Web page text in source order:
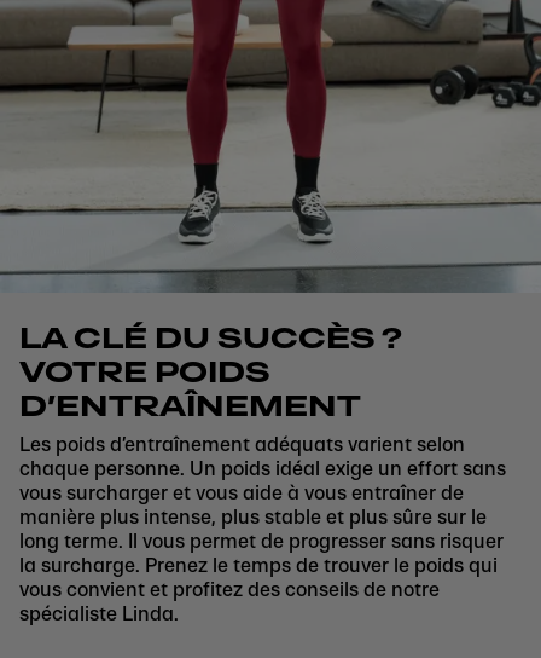
LA CLÉ DU SUCCÈS ?
VOTRE POIDS
D’ENTRAÎNEMENT
Les poids d’entraînement adéquats varient selon
chaque personne. Un poids idéal exige un effort sans
vous surcharger et vous aide à vous entraîner de
manière plus intense, plus stable et plus sûre sur le
long terme. Il vous permet de progresser sans risquer
la surcharge. Prenez le temps de trouver le poids qui
vous convient et profitez des conseils de notre
spécialiste Linda.